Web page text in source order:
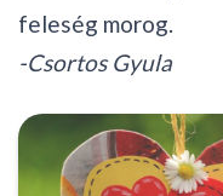
feleség morog.
-Csortos Gyula